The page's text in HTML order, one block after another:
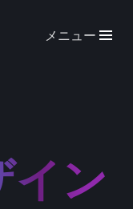
メニュー
イン